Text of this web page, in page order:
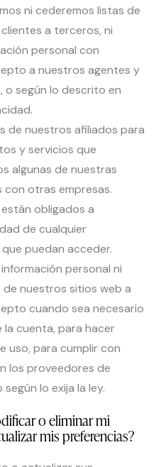
ni cederemos listas de
a terceros, ni
personal con
a nuestros agentes y
según lo descrito en
de nuestros afiliados para
y servicios que
algunas de nuestras
otras empresas.
obligados a
de cualquier
puedan acceder.
personal ni
nuestros sitios web a
cuando sea necesario
cuenta, para hacer
uso, para cumplir con
los proveedores de
lo exija la ley.
o eliminar mi
mis preferencias?